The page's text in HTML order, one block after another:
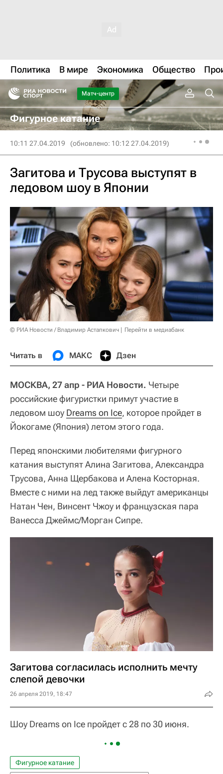
Политика В мире Экономика Общество
Матч-центр
Фигурное катание
10:11 27.04.2019 (обновлено: 10:12 27.04.2019)
Загитова и Трусова выступят в
ледовом шоу в Японии
© РИА Новости / Владимир Астапкович Перейти в медиабанк
Читать в МАКС Дзен
МОСКВА, 27 апр - РИА Новости. Четыре
российские фигуристки примут участие в
ледовом шоу Dreams on Ice, которое пройдет в
Йокогаме (Япония) летом этого года.
Перед японскими любителями фигурного
катания выступят Алина Загитова, Александра
Трусова, Анна Щербакова и Алена Косторная.
Вместе с ними на лед также выйдут американцы
Натан Чен, Винсент Чжоу и французская пара
Ванесса Джеймс/Морган Сипре.
Загитова согласилась исполнить мечту
слепой девочки
26 апреля 2019, 18:47
Шоу Dreams on Ice пройдет с 28 по 30 июня.
Фигурное катание